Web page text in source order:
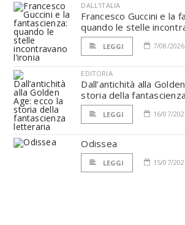
DALL'ITALIA
Francesco Guccini e la
quando le stelle
LEGGI 7/08/2026
EDITORIA
Dall’antichità alla
storia della
LEGGI 16/07/
Odissea
LEGGI 15/07/